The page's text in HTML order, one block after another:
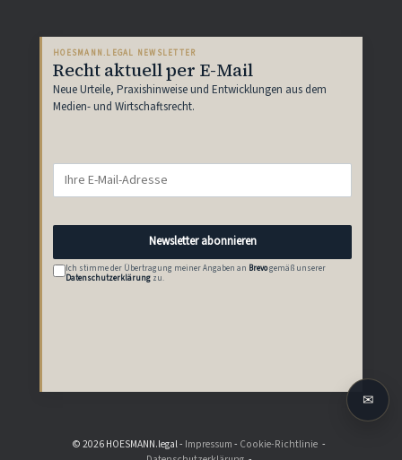
HOESMANN.LEGAL NEWSLETTER
Recht aktuell per E-Mail
Neue Urteile, Praxishinweise und Entwicklungen aus dem
Medien- und Wirtschaftsrecht.
Newsletter abonnieren
Ich stimme der Übertragung meiner Angaben an Brevogemäß unserer
Datenschutzerklärung zu.
© 2026 HOESMANN.legal - Impressum- Cookie-Richtlinie
✉